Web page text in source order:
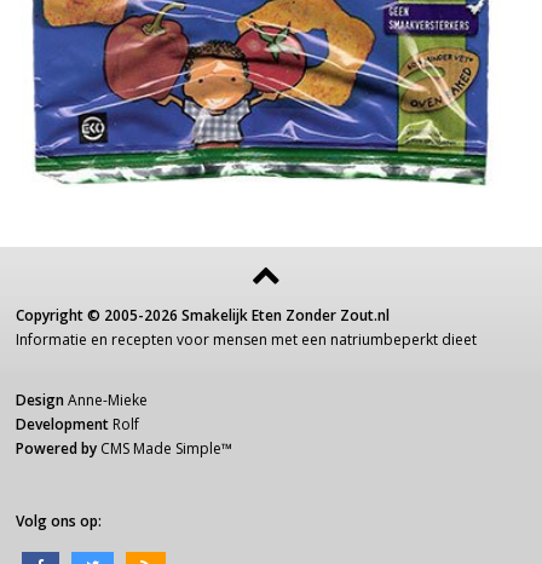
Copyright © 2005-2026 Smakelijk Eten Zonder Zout.nl
Informatie en recepten voor mensen met een natriumbeperkt dieet
Design Anne-Mieke
Development Rolf
Powered by CMS Made Simple™
Volg ons op: